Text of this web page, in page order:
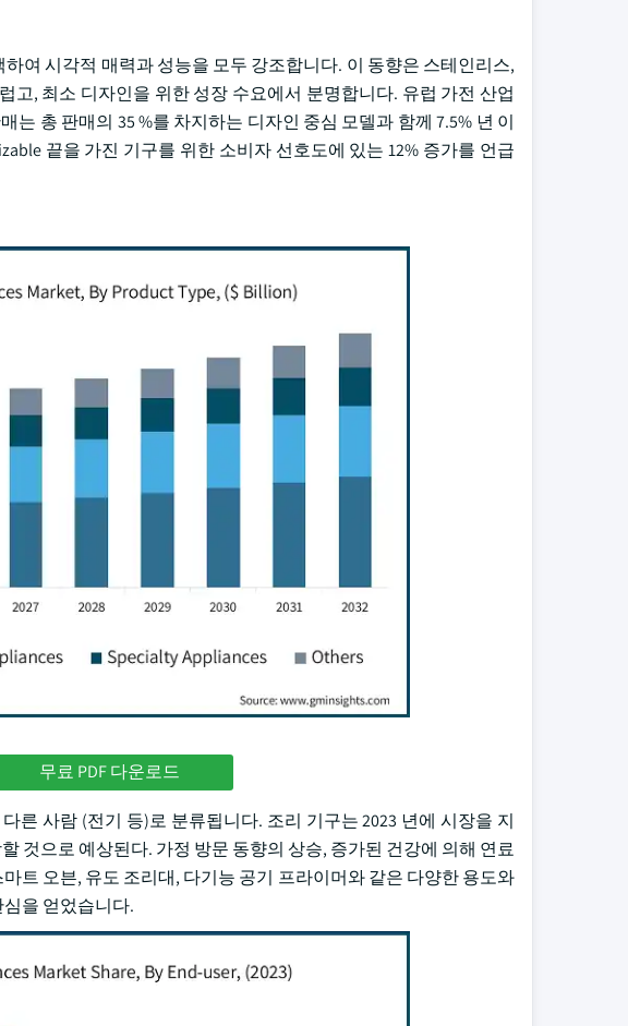
여 시각적 매력과 성능을 모두 강조합니다. 이 동향은 스테인리스,
, 최소 디자인을 위한 성장 수요에서 분명합니다. 유럽 가전 산업
는 총 판매의 35 %를 차지하는 디자인 중심 모델과 함께 7.5% 년 이
끝을 가진 기구를 위한 소비자 선호도에 있는 12% 증가를 언급
무료 PDF 다운로드
른 사람 (전기 등)로 분류됩니다. 조리 기구는 2023 년에 시장을 지
것으로 예상된다. 가정 방문 동향의 상승, 증가된 건강에 의해 연료
트 오븐, 유도 조리대, 다기능 공기 프라이머와 같은 다양한 용도와
을 얻었습니다.